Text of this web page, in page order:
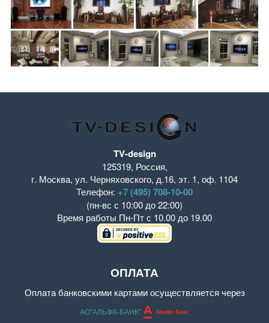
TV-design
125319, Россия,
г. Москва, ул. Черняховского, д.16, эт. 1, оф. 1104
Телефон: +7 (495) 708-10-00
(пн-вс с 10:00 до 22:00)
Время работы Пн-Пт с 10.00 до 19.00
ОПЛАТА
Оплата банковскими картами осуществляется через
АО"АЛЬФА-БАНК"